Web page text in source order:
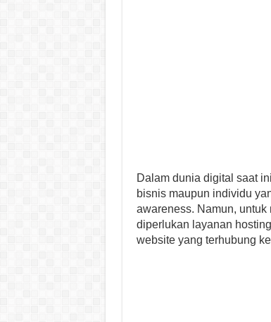
Dalam dunia digital saat
bisnis maupun individu
awareness. Namun,
diperlukan layanan
website yang terhubung